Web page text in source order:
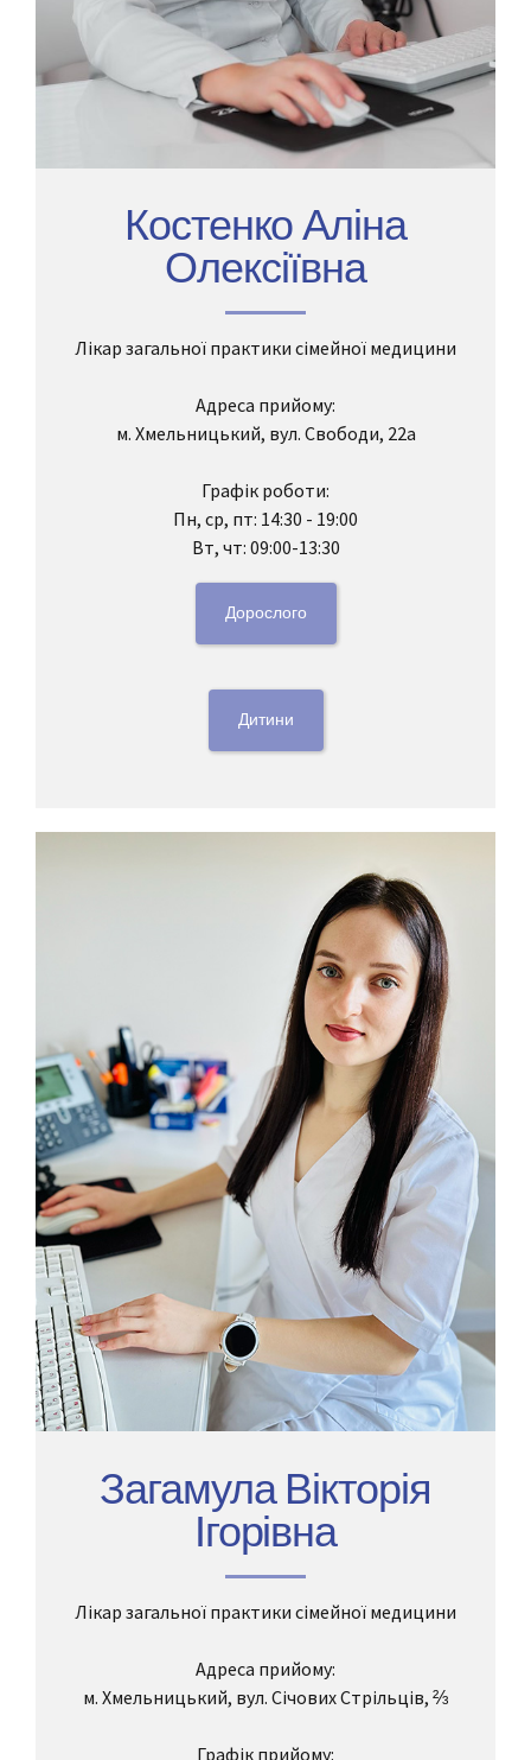
Костенко Аліна
Олексіївна
Лікар загальної практики сімейної медицини
Адреса прийому:
м. Хмельницький, вул. Свободи, 22а
Графік роботи:
Пн, ср, пт: 14:30 - 19:00
Вт, чт: 09:00-13:30
Дорослого
Дитини
Загамула Вікторія
Ігорівна
Лікар загальної практики сімейної медицини
Адреса прийому:
м. Хмельницький, вул. Січових Стрільців, ⅔
Графік прийому: